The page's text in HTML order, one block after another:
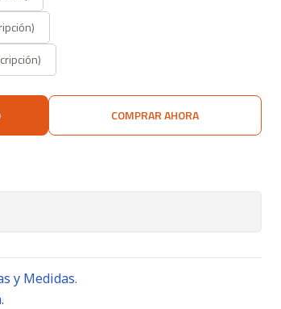
COMPRAR AHORA
y Medidas.